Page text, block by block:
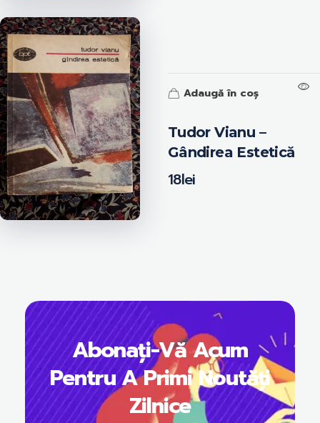
Tudor Vianu –
Gândirea Estetică
18lei
Adaugă în coș
Abonați-Vă Acum
Pentru A Primi Noutăți
Zilnice